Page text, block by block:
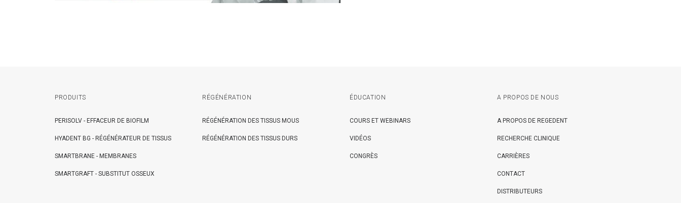
PRODUITS
PERISOLV - EFFACEUR DE BIOFILM
HYADENT BG - RÉGÉNÉRATEUR DE TISSUS
SMARTBRANE - MEMBRANES
SMARTGRAFT - SUBSTITUT OSSEUX
RÉGÉNÉRATION
RÉGÉNÉRATION DES TISSUS MOUS
RÉGÉNÉRATION DES TISSUS DURS
ÉDUCATION
COURS ET WEBINARS
VIDÉOS
CONGRÈS
A PROPOS DE NOUS
A PROPOS DE REGEDENT
RECHERCHE CLINIQUE
CARRIÈRES
CONTACT
DISTRIBUTEURS